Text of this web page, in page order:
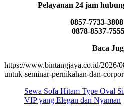
Pelayanan 24 jam
0857-7733-
0878-8537-
Baca
https://www.bintangjaya.co.id/2026/
untuk-seminar-pernikahan-dan-
Sewa Sofa Hitam Type Oval
VIP yang Elegan dan Nyaman